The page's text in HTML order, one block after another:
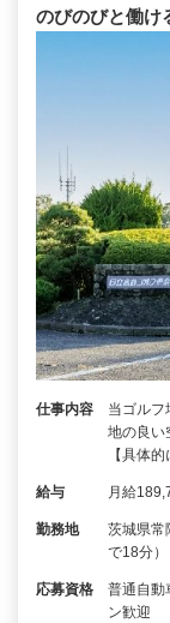
のびのびと働け
仕事内容
当ゴルフ
地の良い
【具体
給与 月給
勤務地
茨城県常
で18分）
応募資格
普通自
ン歓迎